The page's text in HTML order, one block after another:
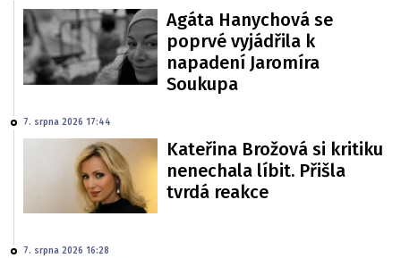
Agáta Hanychová se
poprvé vyjádřila k
napadení Jaromíra
Soukupa
7. srpna 2026 17:44
Kateřina Brožová si kritiku
nenechala líbit. Přišla
tvrdá reakce
7. srpna 2026 16:28